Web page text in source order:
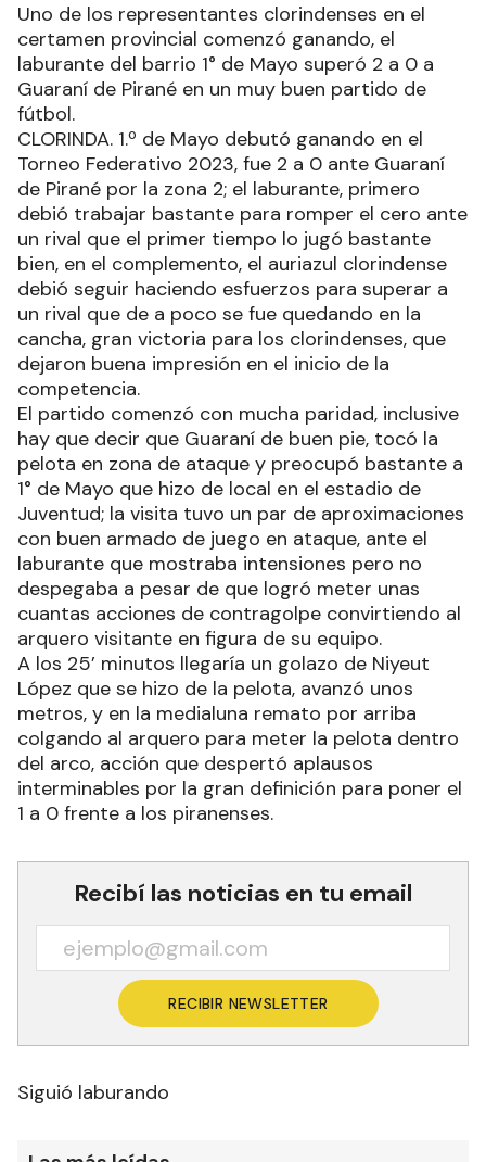
Uno de los representantes clorindenses en el
certamen provincial comenzó ganando, el
laburante del barrio 1° de Mayo superó 2 a 0 a
Guaraní de Pirané en un muy buen partido de
fútbol.
CLORINDA. 1.º de Mayo debutó ganando en el
Torneo Federativo 2023, fue 2 a 0 ante Guaraní
de Pirané por la zona 2; el laburante, primero
debió trabajar bastante para romper el cero ante
un rival que el primer tiempo lo jugó bastante
bien, en el complemento, el auriazul clorindense
debió seguir haciendo esfuerzos para superar a
un rival que de a poco se fue quedando en la
cancha, gran victoria para los clorindenses, que
dejaron buena impresión en el inicio de la
competencia.
El partido comenzó con mucha paridad, inclusive
hay que decir que Guaraní de buen pie, tocó la
pelota en zona de ataque y preocupó bastante a
1° de Mayo que hizo de local en el estadio de
Juventud; la visita tuvo un par de aproximaciones
con buen armado de juego en ataque, ante el
laburante que mostraba intensiones pero no
despegaba a pesar de que logró meter unas
cuantas acciones de contragolpe convirtiendo al
arquero visitante en figura de su equipo.
A los 25’ minutos llegaría un golazo de Niyeut
López que se hizo de la pelota, avanzó unos
metros, y en la medialuna remato por arriba
colgando al arquero para meter la pelota dentro
del arco, acción que despertó aplausos
interminables por la gran definición para poner el
1 a 0 frente a los piranenses.
Recibí las noticias en tu email
RECIBIR NEWSLETTER
Siguió laburando